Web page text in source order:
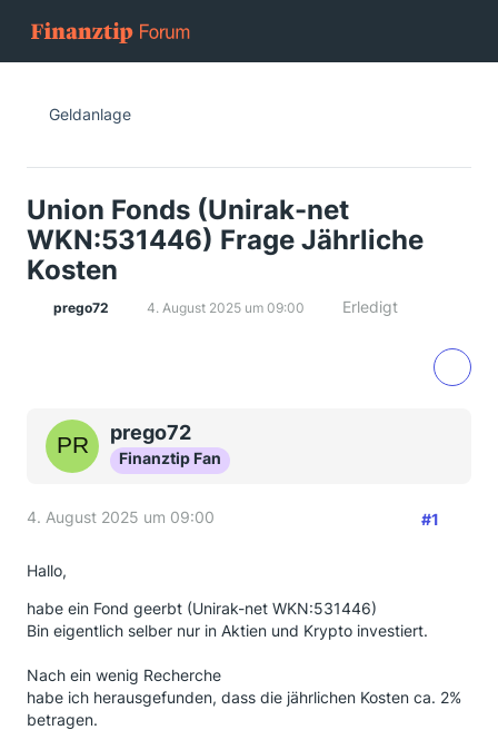
Geldanlage
Union Fonds (Unirak-net
WKN:531446) Frage Jährliche
Kosten
prego72 4. August 2025 um 09:00 Erledigt
prego72
Finanztip Fan
4. August 2025 um 09:00 #1
Hallo,
habe ein Fond geerbt (Unirak-net WKN:531446)
Bin eigentlich selber nur in Aktien und Krypto investiert.
Nach ein wenig Recherche
habe ich herausgefunden, dass die jährlichen Kosten ca. 2%
betragen.